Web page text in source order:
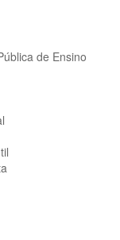
de Ensino